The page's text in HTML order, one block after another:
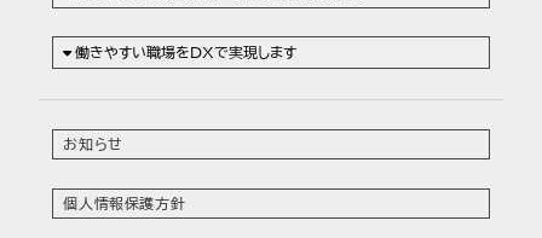
働きやすい職場をDXで実現します
お知らせ
個人情報保護方針